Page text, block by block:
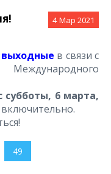
4 Мар 2021
в связи с
субботы, 6 марта,
включительно.
49